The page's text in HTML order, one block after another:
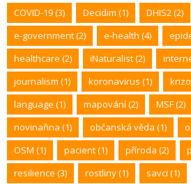
COVID-19(3) Decidim (1) DHIS2 (2)
e-government(2) e-health (4)
healthcare (2) iNaturalist(2)
journalism (1) koronavirus (1)
language (1) mapování(2) MSF(2)
novinařina (1) občanská věda (1)
OSM (1) pacient(1) příroda (2)
resilience (3) rostliny(1) savci (1)